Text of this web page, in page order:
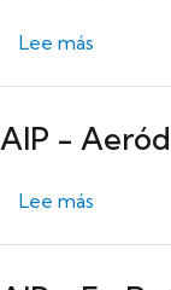
Lee más
AIP -
Lee más